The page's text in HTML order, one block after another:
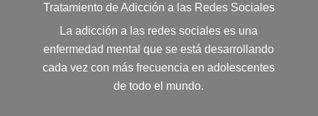
Tratamiento de Adicción a las Redes Sociales
La adicción a las redes sociales es una
enfermedad mental que se está desarrollando
cada vez con más frecuencia en adolescentes
de todo el mundo.